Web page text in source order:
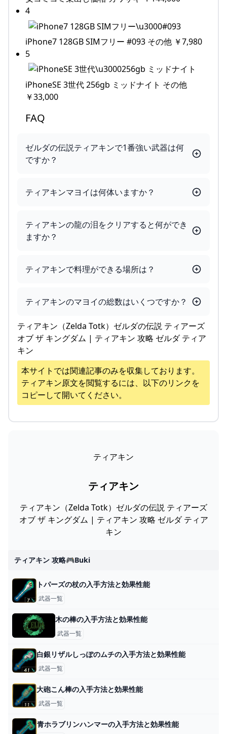
4
iPhone7 128GB SIMフリー #093 その他 ￥7,980
5
iPhoneSE 3世代 256gb ミッドナイト その他
￥33,000
FAQ
ゼルダの伝説ティアキンで1番強い武器は何
ですか？
ティアキンマヨイは何体いますか？
ティアキンの龍の泪をクリアすると何ができ
ますか？
ティアキンで料理ができる場所は？
ティアキンのマヨイの総数はいくつですか？
ティアキン（Zelda Totk）ゼルダの伝説 ティアーズ
オブ ザ キングダム | ティアキン 攻略 ゼルダ ティア
キン
本サイトでは関連記事のみを収集しております。
ティアキン原文を閲覧するには、以下のリンクを
コピーして開いてください。
ティアキン
ティアキン
ティアキン（Zelda Totk）ゼルダの伝説 ティアーズ
オブ ザ キングダム | ティアキン 攻略 ゼルダ ティア
キン
ティアキン 攻略🎮buki
トパーズの杖の入手方法と効果性能
武器一覧
木の棒の入手方法と効果性能
武器一覧
白銀リザルしっぽのムチの入手方法と効果性能
武器一覧
大砲こん棒の入手方法と効果性能
武器一覧
青ホラブリンハンマーの入手方法と効果性能